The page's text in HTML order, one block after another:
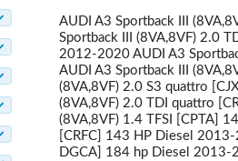
AUDI A3 Sportback III
Sportback III (8VA,8VF) 2.0
2012-2020 AUDI A3
AUDI A3 Sportback III
(8VA,8VF) 2.0 S3 quattro
(8VA,8VF) 2.0 TDI quattro
(8VA,8VF) 1.4 TFSI [CPTA]
[CRFC] 143 HP Diesel
DGCA] 184 hp Diesel 2013-